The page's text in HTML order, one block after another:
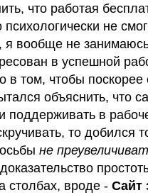
что работая
не
я вообще не
в успешной
в том, чтобы поскорее
объяснить, что
поддерживать в
то добился
не
столбах, вроде - Сайт